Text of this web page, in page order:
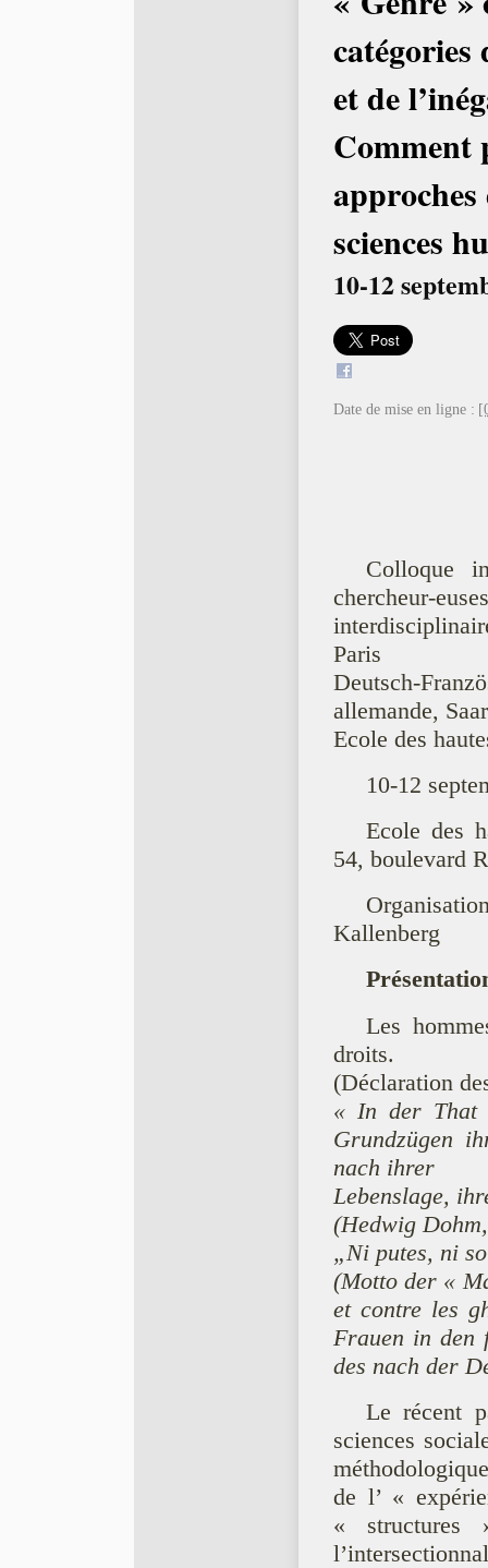
catégories
et de
Comment
sciences
10-12
Date de mise en ligne :
Colloque
chercheur-
Paris
Deutsch-
allemande,
Ecole des
10-12
Ecole des
54, boulevard
Kallenberg
Les
droits.
(Déclaration
« In der That
Grundzügen
nach ihrer
Lebenslage,
(Hedwig
„Ni putes, ni
(Motto der «
et contre les
Frauen in den
des nach der
Le récent
sciences
de l’ «
« structures